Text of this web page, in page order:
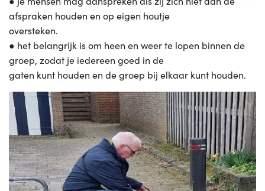
afspraken houden en op eigen houtje
oversteken.
● het belangrijk is om heen en weer te lopen binnen de
groep, zodat je iedereen goed in de
gaten kunt houden en de groep bij elkaar kunt houden.